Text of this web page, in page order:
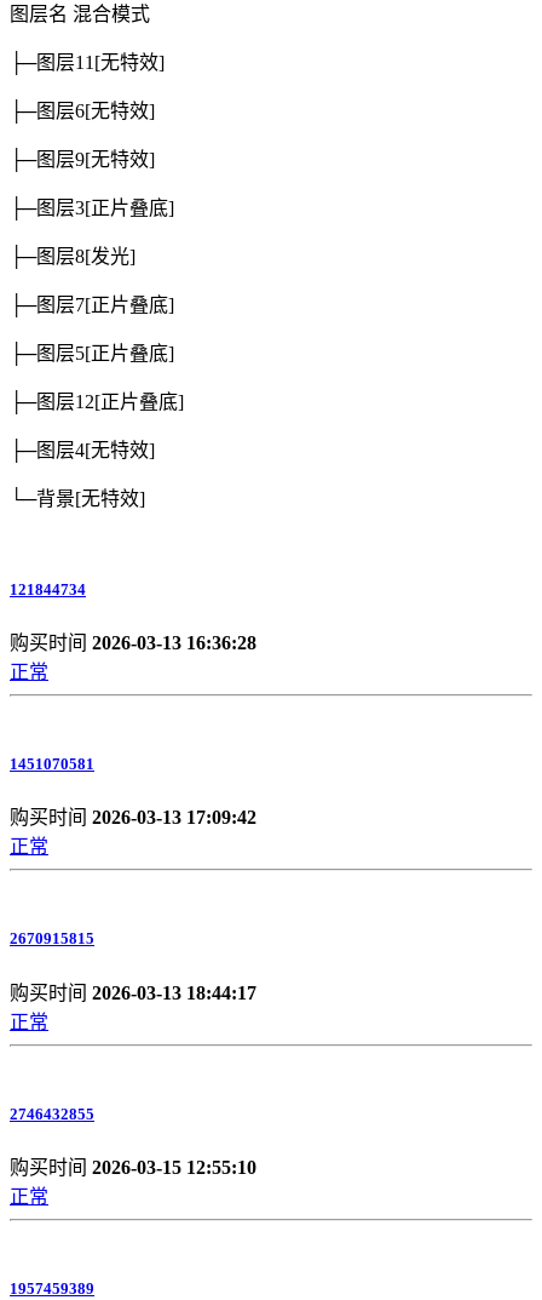
图层名 混合模式
├─图层11[无特效]
├─图层6[无特效]
├─图层9[无特效]
├─图层3[正片叠底]
├─图层8[发光]
├─图层7[正片叠底]
├─图层5[正片叠底]
├─图层12[正片叠底]
├─图层4[无特效]
└─背景[无特效]
121844734
购买时间 2026-03-13 16:36:28
正常
1451070581
购买时间 2026-03-13 17:09:42
正常
2670915815
购买时间 2026-03-13 18:44:17
正常
2746432855
购买时间 2026-03-15 12:55:10
正常
1957459389